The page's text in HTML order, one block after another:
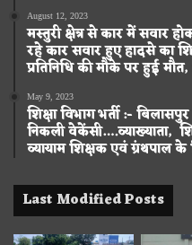
August 12, 2023
मस्तुरी क्षेत्र से कार में सवार
रहे कार सवार हुए हादसे का
प्रतिनिधि की मौके पर हुई
May 9, 2023
शिक्षा विभाग भर्ती :-
निकली वेकेंसी….व्याख्याता,
व्यायाम शिक्षक एवं
Last Modified Posts